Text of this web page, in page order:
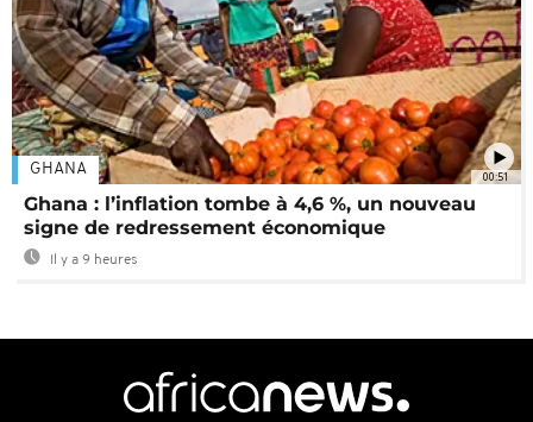
00:51
GHANA
Ghana : l’inflation tombe à 4,6 %, un nouveau
signe de redressement économique
Il y a 9 heures